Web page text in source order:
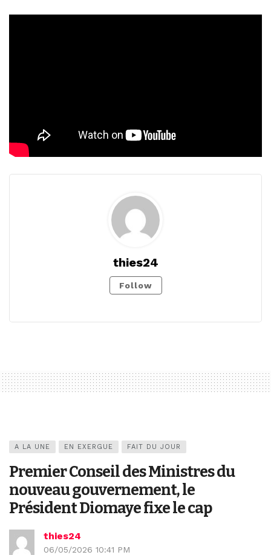
thies24
Follow
A LA UNE EN EXERGUE FAIT DU JOUR
Premier Conseil des Ministres du
nouveau gouvernement, le
Président Diomaye fixe le cap
thies24
06/05/2026 10:41 PM